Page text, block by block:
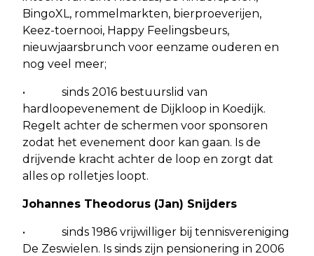
BingoXL, rommelmarkten, bierproeverijen,
Keez-toernooi, Happy Feelingsbeurs,
nieuwjaarsbrunch voor eenzame ouderen en
nog veel meer;
• sinds 2016 bestuurslid van
hardloopevenement de Dijkloop in Koedijk.
Regelt achter de schermen voor sponsoren
zodat het evenement door kan gaan. Is de
drijvende kracht achter de loop en zorgt dat
alles op rolletjes loopt.
Johannes Theodorus (Jan) Snijders
• sinds 1986 vrijwilliger bij tennisvereniging
De Zeswielen. Is sinds zijn pensionering in 2006